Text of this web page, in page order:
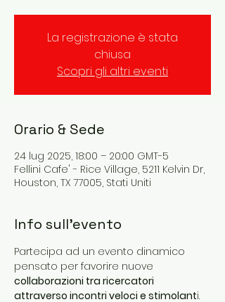
La registrazione è stata
chiusa
Scopri gli altri eventi
Orario & Sede
24 lug 2025, 18:00 – 20:00 GMT-5
Fellini Cafe' - Rice Village, 5211 Kelvin Dr,
Houston, TX 77005, Stati Uniti
Info sull'evento
Partecipa ad un evento dinamico
pensato per favorire nuove
collaborazioni tra ricercatori
attraverso incontri veloci e stimolanti.